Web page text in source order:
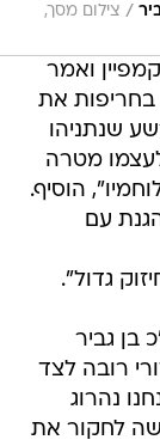
/ צילום מסך,
ואמר
בחריפות את
שנתניהו
מטרה
הוסיף.
עם
גדול".
בן גביר
רובה לצד
נהרוג
לחקור את